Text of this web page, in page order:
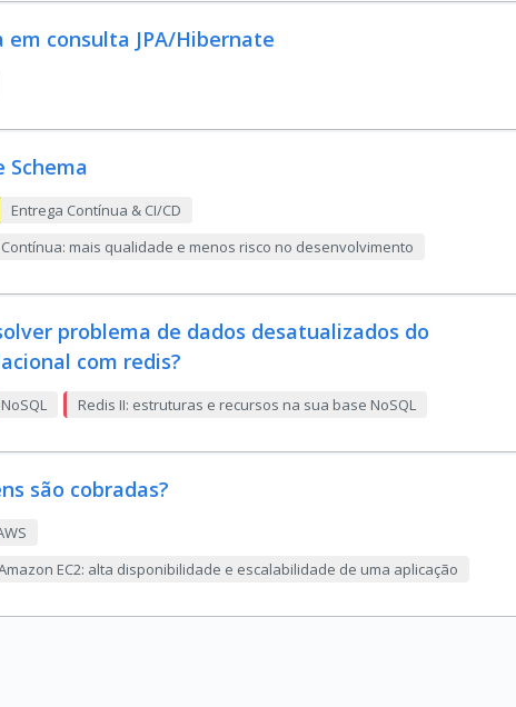
em consulta JPA/Hibernate
Schema
Entrega Contínua & CI/CD
mais qualidade e menos risco no desenvolvimento
problema de dados desatualizados do
com redis?
NoSQL Redis II: estruturas e recursos na sua base NoSQL
são cobradas?
EC2: alta disponibilidade e escalabilidade de uma aplicação